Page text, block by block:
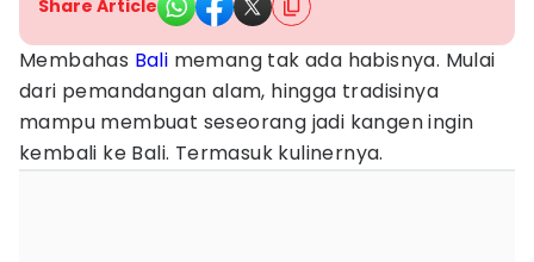
Share Article
Membahas Bali memang tak ada habisnya. Mulai
dari pemandangan alam, hingga tradisinya
mampu membuat seseorang jadi kangen ingin
kembali ke Bali. Termasuk kulinernya.